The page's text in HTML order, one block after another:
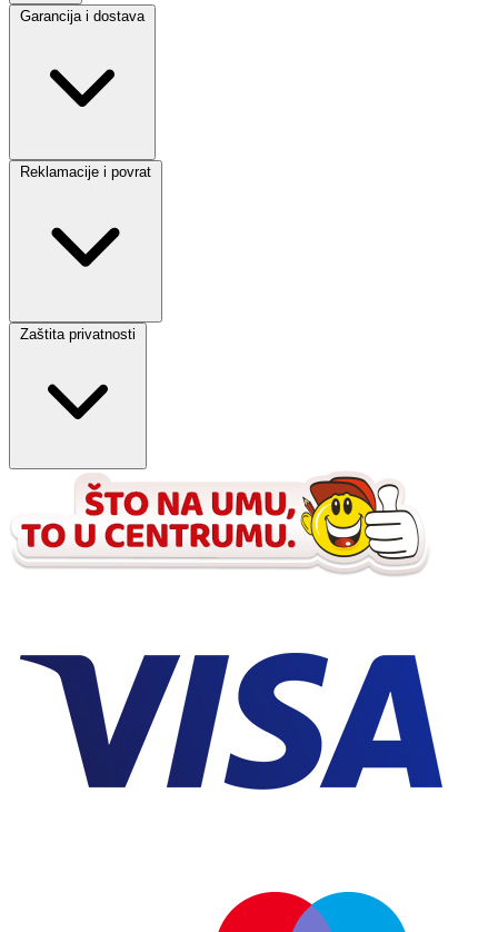
Garancija i dostava
Reklamacije i povrat
Zaštita privatnosti